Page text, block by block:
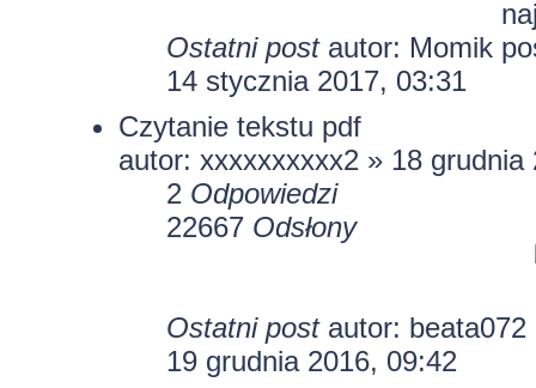
Ostatni post autor: Momik
14 stycznia 2017, 03:31
Czytanie tekstu pdf
autor: xxxxxxxxxx2» 18 grudnia
2 Odpowiedzi
22667 Odsłony
Ostatni post autor: beata072
19 grudnia 2016, 09:42